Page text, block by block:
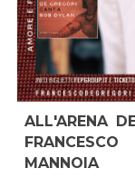
ALL'ARENA
MANNOIA